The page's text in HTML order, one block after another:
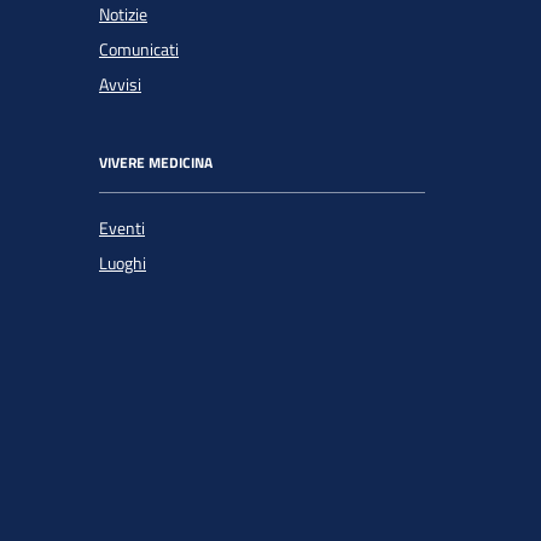
Notizie
Comunicati
Avvisi
VIVERE MEDICINA
Eventi
Luoghi